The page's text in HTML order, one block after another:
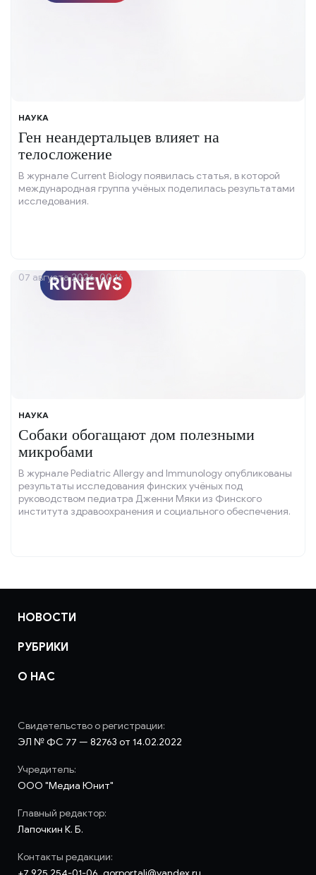
НАУКА
Ген неандертальцев влияет на
телосложение
В журнале Current Biology появилась статья, в которой
международная группа учёных поделилась результатами
исследования.
НАУКА
Собаки обогащают дом полезными
микробами
В журнале Pediatric Allergy and Immunology опубликованы
результаты исследования финских учёных под
руководством педиатра Дженни Мяки из Финского
института здравоохранения и социального обеспечения.
07 августа 2026, 00:16
НОВОСТИ
РУБРИКИ
О НАС
Свидетельство о регистрации:
ЭЛ № ФС 77 — 82763 от 14.02.2022
Учредитель:
ООО "Медиа Юнит"
Главный редактор:
Лапочкин К. Б.
Контакты редакции: